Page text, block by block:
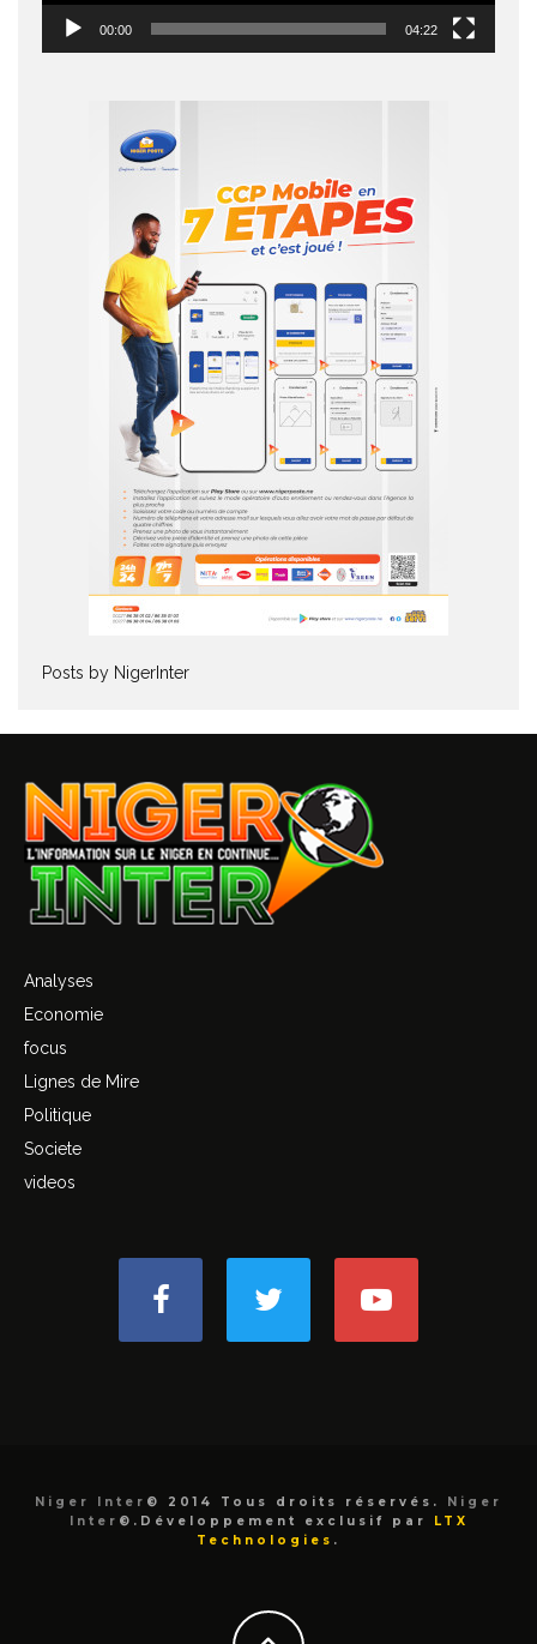
00:00 04:22
Posts by NigerInter
Analyses
Economie
focus
Lignes de Mire
Politique
Societe
videos
Niger Inter © 2014 Tous droits réservés.
Niger
Inter ©.Développement exclusif par
LTX
Technologies .